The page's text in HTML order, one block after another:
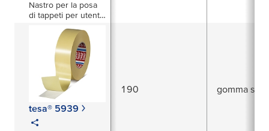
Nastro per la posa
di tappeti per utenti
rimovibile -
tesa® 5939
190 gomma